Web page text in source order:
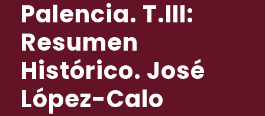
Palencia. T.III:
Resumen
Histórico. José
López-Calo